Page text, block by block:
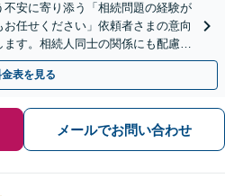
不安に寄り添う「相続問題の経験が
任せください」依頼者さまの意向
す。相続人同士の関係にも配慮
表を見る
メールでお問い合わせ